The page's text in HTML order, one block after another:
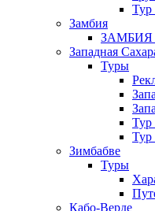
Тур
Замбия
ЗАМБИЯ
Западная
Туры
Тур
Тур
Зимбабве
Туры
Кабо-Верде